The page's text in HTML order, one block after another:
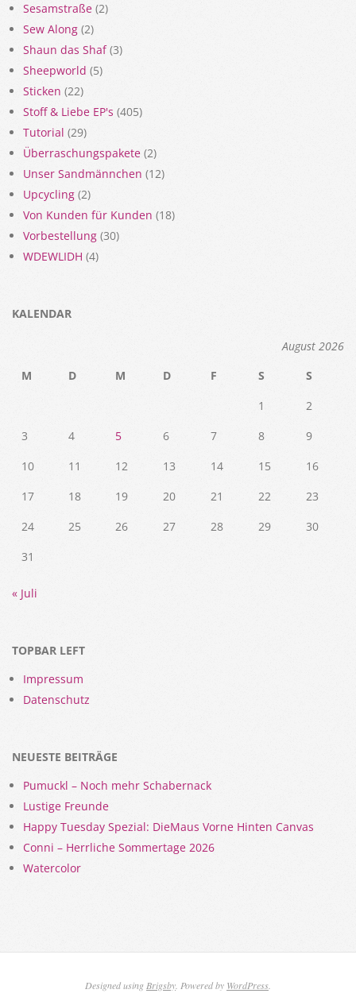
Sesamstraße (2)
Sew Along (2)
Shaun das Shaf(3)
Sheepworld (5)
Sticken (22)
Stoff & Liebe EP's (405)
Tutorial (29)
Überraschungspakete (2)
Unser Sandmännchen (12)
Upcycling (2)
Von Kunden für Kunden (18)
Vorbestellung (30)
WDEWLIDH (4)
KALENDAR
August 2026
M
D M D F S
S
1
2
3
4 5 6 7 8
9
10
11 12 13 14 15
16
17
18 19 20 21 22
23
24
25 26 27 28 29
30
31
« Juli
TOPBAR LEFT
Impressum
Datenschutz
NEUESTE BEITRÄGE
Pumuckl – Noch mehr Schabernack
Lustige Freunde
Happy Tuesday Spezial: DieMaus Vorne Hinten Canvas
Conni – Herrliche Sommertage 2026
Watercolor
Designed using Brigsby . Powered by WordPress